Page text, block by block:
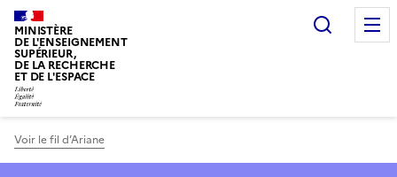
MINISTÈRE
DE L'ENSEIGNEMENT
SUPÉRIEUR,
DE LA RECHERCHE
ET DE L'ESPACE
Voir le fil d’Ariane
Panneau de gestion des cookies